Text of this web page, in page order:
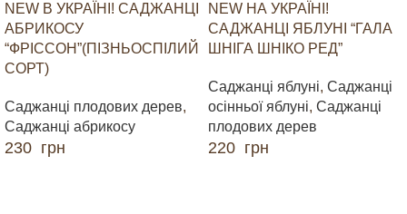
NEW В УКРАЇНІ! САДЖАНЦІ
АБРИКОСУ
“ФРІССОН”(ПІЗНЬОСПІЛИЙ
СОРТ)
Саджанці плодових дерев,
Саджанці абрикосу
230 грн
NEW НА УКРАЇНІ!
САДЖАНЦІ ЯБЛУНІ “ГАЛА
ШНІГА ШНІКО РЕД”
Саджанці яблуні, Саджанці
осінньої яблуні, Саджанці
плодових дерев
220 грн